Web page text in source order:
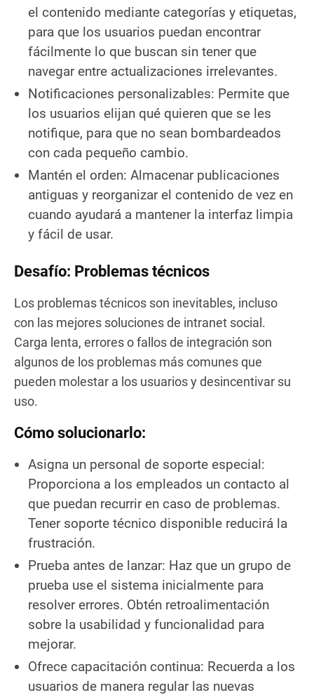
el contenido mediante categorías y etiquetas,
para que los usuarios puedan encontrar
fácilmente lo que buscan sin tener que
navegar entre actualizaciones irrelevantes.
Notificaciones personalizables: Permite que
los usuarios elijan qué quieren que se les
notifique, para que no sean bombardeados
con cada pequeño cambio.
Mantén el orden: Almacenar publicaciones
antiguas y reorganizar el contenido de vez en
cuando ayudará a mantener la interfaz limpia
y fácil de usar.
Desafío: Problemas técnicos
Los problemas técnicos son inevitables, incluso
con las mejores soluciones de intranet social.
Carga lenta, errores o fallos de integración son
algunos de los problemas más comunes que
pueden molestar a los usuarios y desincentivar su
uso.
Cómo solucionarlo:
Asigna un personal de soporte especial:
Proporciona a los empleados un contacto al
que puedan recurrir en caso de problemas.
Tener soporte técnico disponible reducirá la
frustración.
Prueba antes de lanzar: Haz que un grupo de
prueba use el sistema inicialmente para
resolver errores. Obtén retroalimentación
sobre la usabilidad y funcionalidad para
mejorar.
Ofrece capacitación continua: Recuerda a los
usuarios de manera regular las nuevas